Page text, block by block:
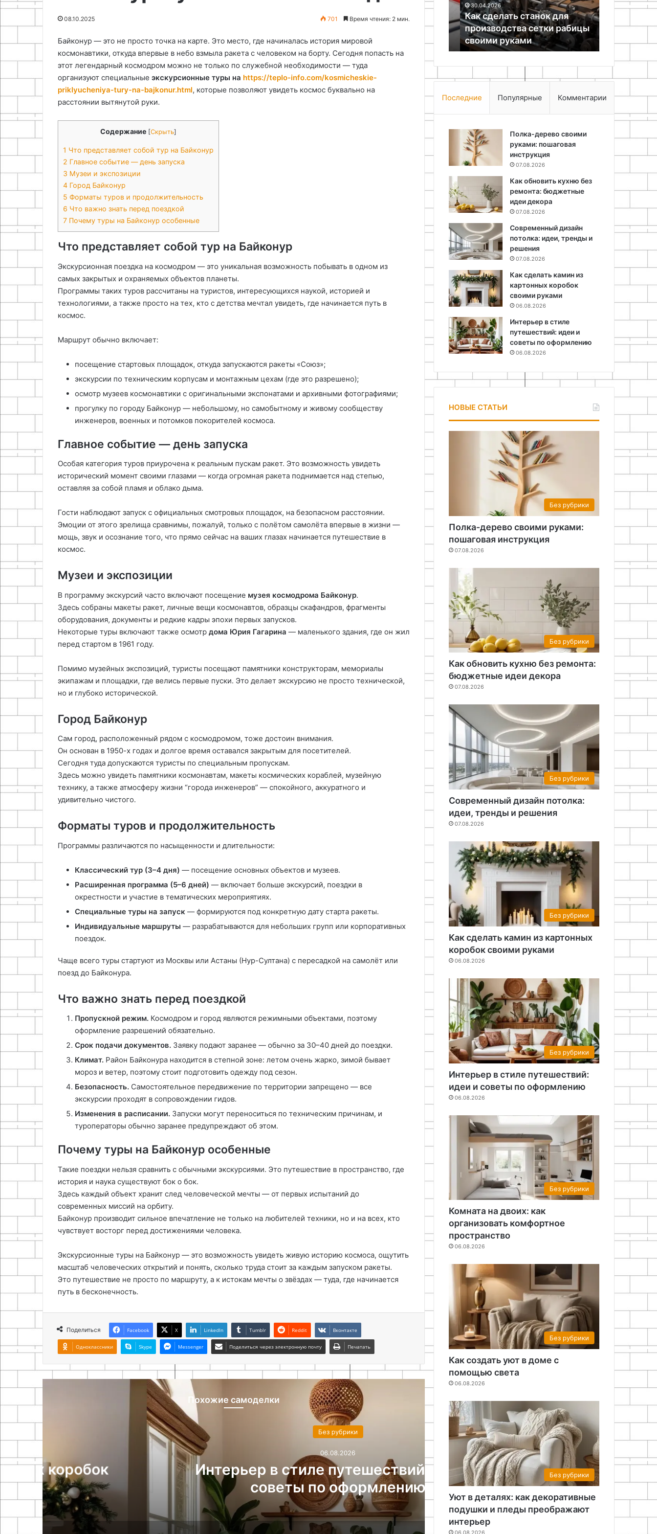
08.10.2025 701 Время чтения: 2 мин.
Байконур — это не просто точка на карте. Это место, где начиналась история мировой
космонавтики, откуда впервые в небо взмыла ракета с человеком на борту. Сегодня попасть на
этот легендарный космодром можно не только по служебной необходимости — туда
организуют специальные экскурсионные туры на https://teplo-info.com/kosmicheskie-
priklyucheniya-tury-na-bajkonur.html, которые позволяют увидеть космос буквально на
расстоянии вытянутой руки.
Содержание [Скрыть]
1 Что представляет собой тур на Байконур
2 Главное событие — день запуска
3 Музеи и экспозиции
4 Город Байконур
5 Форматы туров и продолжительность
6 Что важно знать перед поездкой
7 Почему туры на Байконур особенные
Что представляет собой тур на Байконур
Экскурсионная поездка на космодром — это уникальная возможность побывать в одном из
самых закрытых и охраняемых объектов планеты.
Программы таких туров рассчитаны на туристов, интересующихся наукой, историей и
технологиями, а также просто на тех, кто с детства мечтал увидеть, где начинается путь в
космос.
Маршрут обычно включает:
посещение стартовых площадок, откуда запускаются ракеты «Союз»;
экскурсии по техническим корпусам и монтажным цехам (где это разрешено);
осмотр музеев космонавтики с оригинальными экспонатами и архивными фотографиями;
прогулку по городу Байконур — небольшому, но самобытному и живому сообществу
инженеров, военных и потомков покорителей космоса.
Главное событие — день запуска
Особая категория туров приурочена к реальным пускам ракет. Это возможность увидеть
исторический момент своими глазами — когда огромная ракета поднимается над степью,
оставляя за собой пламя и облако дыма.
Гости наблюдают запуск с официальных смотровых площадок, на безопасном расстоянии.
Эмоции от этого зрелища сравнимы, пожалуй, только с полётом самолёта впервые в жизни —
мощь, звук и осознание того, что прямо сейчас на ваших глазах начинается путешествие в
космос.
Музеи и экспозиции
В программу экскурсий часто включают посещение музея космодрома Байконур.
Здесь собраны макеты ракет, личные вещи космонавтов, образцы скафандров, фрагменты
оборудования, документы и редкие кадры эпохи первых запусков.
Некоторые туры включают также осмотр дома Юрия Гагарина — маленького здания, где он жил
перед стартом в 1961 году.
Помимо музейных экспозиций, туристы посещают памятники конструкторам, мемориалы
экипажам и площадки, где велись первые пуски. Это делает экскурсию не просто технической,
но и глубоко исторической.
Город Байконур
Сам город, расположенный рядом с космодромом, тоже достоин внимания.
Он основан в 1950-х годах и долгое время оставался закрытым для посетителей.
Сегодня туда допускаются туристы по специальным пропускам.
Здесь можно увидеть памятники космонавтам, макеты космических кораблей, музейную
технику, а также атмосферу жизни “города инженеров” — спокойного, аккуратного и
удивительно чистого.
Форматы туров и продолжительность
Программы различаются по насыщенности и длительности:
Классический тур (3–4 дня) — посещение основных объектов и музеев.
Расширенная программа (5–6 дней) — включает больше экскурсий, поездки в
окрестности и участие в тематических мероприятиях.
Специальные туры на запуск — формируются под конкретную дату старта ракеты.
Индивидуальные маршруты — разрабатываются для небольших групп или корпоративных
поездок.
Чаще всего туры стартуют из Москвы или Астаны (Нур-Султана) с пересадкой на самолёт или
поезд до Байконура.
Что важно знать перед поездкой
Пропускной режим. Космодром и город являются режимными объектами, поэтому
оформление разрешений обязательно.
Срок подачи документов. Заявку подают заранее — обычно за 30–40 дней до поездки.
Климат. Район Байконура находится в степной зоне: летом очень жарко, зимой бывает
мороз и ветер, поэтому стоит подготовить одежду под сезон.
Безопасность. Самостоятельное передвижение по территории запрещено — все
экскурсии проходят в сопровождении гидов.
Изменения в расписании. Запуски могут переноситься по техническим причинам, и
туроператоры обычно заранее предупреждают об этом.
Почему туры на Байконур особенные
Такие поездки нельзя сравнить с обычными экскурсиями. Это путешествие в пространство, где
история и наука существуют бок о бок.
Здесь каждый объект хранит след человеческой мечты — от первых испытаний до
современных миссий на орбиту.
Байконур производит сильное впечатление не только на любителей техники, но и на всех, кто
чувствует восторг перед достижениями человека.
Экскурсионные туры на Байконур — это возможность увидеть живую историю космоса, ощутить
масштаб человеческих открытий и понять, сколько труда стоит за каждым запуском ракеты.
Это путешествие не просто по маршруту, а к истокам мечты о звёздах — туда, где начинается
путь в бесконечность.
Поделиться Facebook X LinkedIn Tumblr Reddit Вконтакте
Одноклассники Skype Messenger Поделиться через электронную почту Печатать
Похожие самоделки
Интерьер в стиле путешествий: идеи и
советы по оформлению
Без рубрики
06.08.2026
Комната на двоих: как
комфортное
05.05.2026
Преимущества и выбор
материалов для создания
столярного приспособления
классы
28.07.2026
мастер-классы
11.05.2026
Самодельный термометр на
Arduino и датчике DS18B20
рабицы
своими
руками
30.04.2026
Как сделать станок для
производства сетки рабицы
своими руками
материалов
18.11.2025
руками из
материалов
Последние Популярные Комментарии
Полка-дерево своими
руками: пошаговая
инструкция
07.08.2026
Как обновить кухню без
ремонта: бюджетные
идеи декора
07.08.2026
Современный дизайн
потолка: идеи, тренды и
решения
07.08.2026
Как сделать камин из
картонных коробок
своими руками
06.08.2026
Интерьер в стиле
путешествий: идеи и
советы по оформлению
06.08.2026
НОВЫЕ СТАТЬИ
Без рубрики
Полка-дерево своими руками:
пошаговая инструкция
07.08.2026
Без рубрики
Как обновить кухню без ремонта:
бюджетные идеи декора
07.08.2026
Без рубрики
Современный дизайн потолка:
идеи, тренды и решения
07.08.2026
Без рубрики
Как сделать камин из картонных
коробок своими руками
06.08.2026
Без рубрики
Интерьер в стиле путешествий:
идеи и советы по оформлению
06.08.2026
Без рубрики
Комната на двоих: как
организовать комфортное
пространство
06.08.2026
Без рубрики
Как создать уют в доме с
помощью света
06.08.2026
Без рубрики
Уют в деталях: как декоративные
подушки и пледы преображают
интерьер
06.08.2026